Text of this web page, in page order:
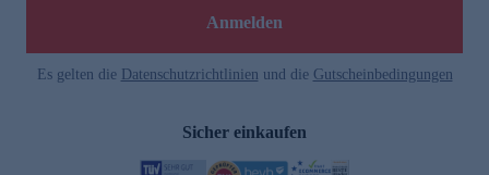
Anmelden
Es gelten die Datenschutzrichtlinien und die Gutscheinbedingungen
Sicher einkaufen